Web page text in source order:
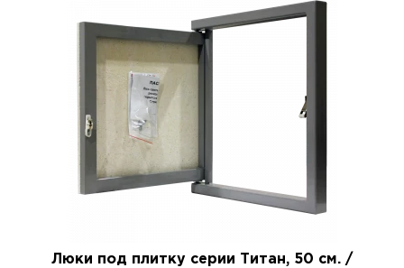
Люки под плитку серии Титан, 50 см. /